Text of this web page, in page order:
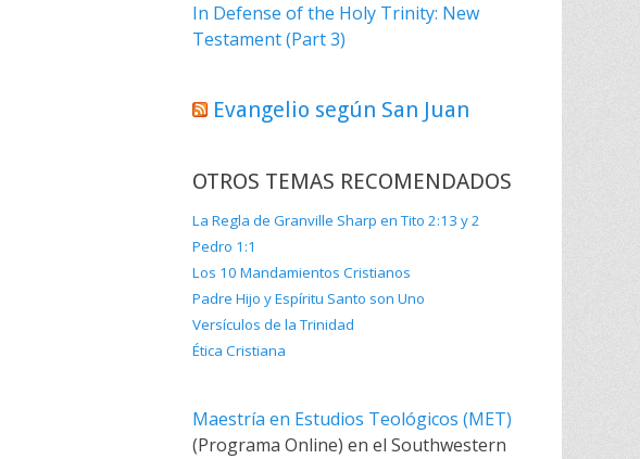
In Defense of the Holy Trinity: New
Testament (Part 3)
Evangelio según San Juan
OTROS TEMAS RECOMENDADOS
La Regla de Granville Sharp en Tito 2:13 y 2
Pedro 1:1
Los 10 Mandamientos Cristianos
Padre Hijo y Espíritu Santo son Uno
Versículos de la Trinidad
Ética Cristiana
Maestría en Estudios Teológicos (MET)
(Programa Online) en el Southwestern